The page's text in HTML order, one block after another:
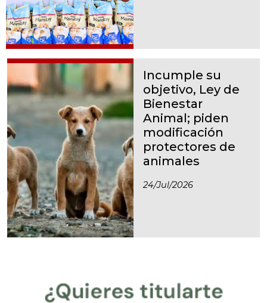
Incumple su
objetivo, Ley de
Bienestar
Animal; piden
modificación
protectores de
animales
24/jul/2026